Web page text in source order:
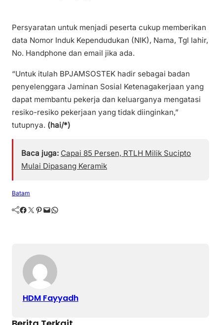
Persyaratan untuk menjadi peserta cukup memberikan
data Nomor Induk Kependudukan (NIK), Nama, Tgl lahir,
No. Handphone dan email jika ada.
“Untuk itulah BPJAMSOSTEK hadir sebagai badan
penyelenggara Jaminan Sosial Ketenagakerjaan yang
dapat membantu pekerja dan keluarganya mengatasi
resiko-resiko pekerjaan yang tidak diinginkan,”
tutupnya. (hai/*)
Baca juga: Capai 85 Persen, RTLH Milik Sucipto
Mulai Dipasang Keramik
Batam
Facebook Twitter Pinterest Mail WhatsApp
HDM Fayyadh